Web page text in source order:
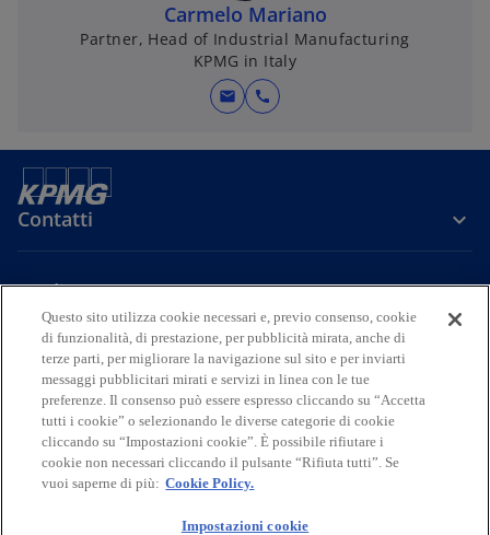
Carmelo Mariano
Partner, Head of Industrial Manufacturing
KPMG in Italy
mail call
Contatti
Media
Company
s
i
a
p
s
i
a
p
s
i
a
s
i
a
s
i
a
LegalPrivacyAccessibilityCookie Policy
Amministrazione S.p.A. e KPMG Audit S.p.A., società per azioni di
Questo sito utilizza cookie necessari e, previo consenso, cookie
di funzionalità, di prestazione, per pubblicità mirata, anche di
terze parti, per migliorare la navigazione sul sito e per inviarti
messaggi pubblicitari mirati e servizi in linea con le tue
preferenze. Il consenso può essere espresso cliccando su “Accetta
tutti i cookie” o selezionando le diverse categorie di cookie
cliccando su “Impostazioni cookie”. È possibile rifiutare i
cookie non necessari cliccando il pulsante “Rifiuta tutti”. Se
vuoi saperne di più: Cookie Policy.
Impostazioni cookie